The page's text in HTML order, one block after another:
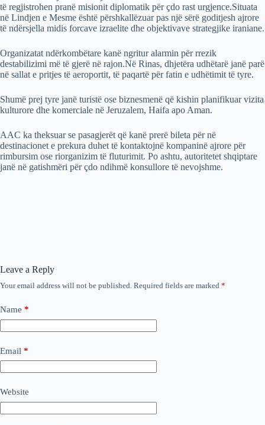
të regjistrohen pranë misionit diplomatik për çdo rast urgjence.Situata
në Lindjen e Mesme është përshkallëzuar pas një sërë goditjesh ajrore
të ndërsjella midis forcave izraelite dhe objektivave strategjike iraniane.
Organizatat ndërkombëtare kanë ngritur alarmin për rrezik
destabilizimi më të gjerë në rajon.Në Rinas, dhjetëra udhëtarë janë parë
në sallat e pritjes të aeroportit, të paqartë për fatin e udhëtimit të tyre.
Shumë prej tyre janë turistë ose biznesmenë që kishin planifikuar vizita
kulturore dhe komerciale në Jeruzalem, Haifa apo Aman.
AAC ka theksuar se pasagjerët që kanë prerë bileta për në
destinacionet e prekura duhet të kontaktojnë kompaninë ajrore për
rimbursim ose riorganizim të fluturimit. Po ashtu, autoritetet shqiptare
janë në gatishmëri për çdo ndihmë konsullore të nevojshme.
Leave a Reply
Your email address will not be published. Required fields are marked *
Name *
Email *
Website